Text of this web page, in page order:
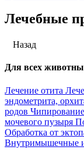
Лечебные
Назад
Для всех
Лечение отита
эндометрита,
родов Чипирование
мочевого пузыря
Обработка от
Внутримышечные